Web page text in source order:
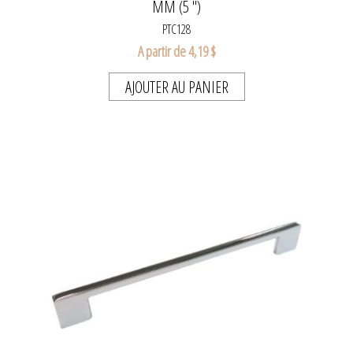
MM (5 ")
PTC128
A partir de 4,19 $
AJOUTER AU PANIER